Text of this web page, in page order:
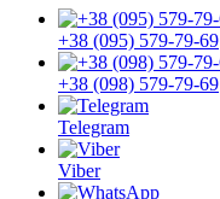
+38 (095) 579-79-69
+38 (098) 579-79-69
Telegram
Viber